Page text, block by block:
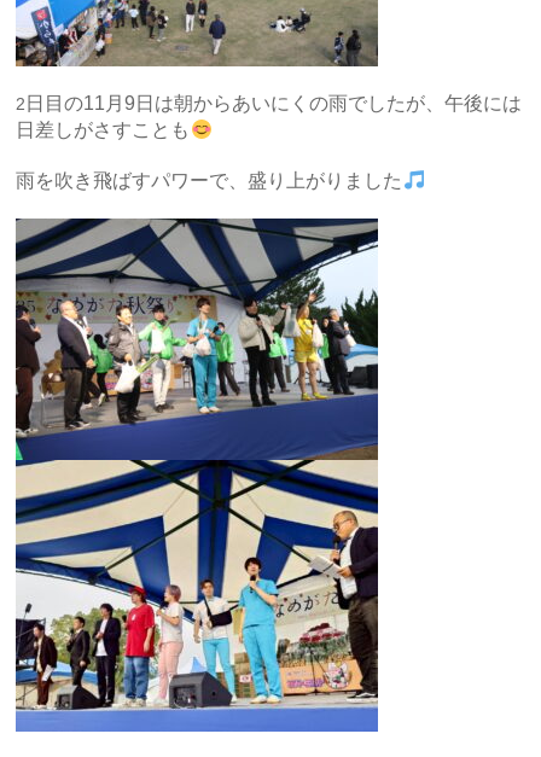
2 日目の11月9日は朝からあいにくの雨でしたが、午後には
日差しがさすことも
雨を吹き飛ばすパワーで、盛り上がりました